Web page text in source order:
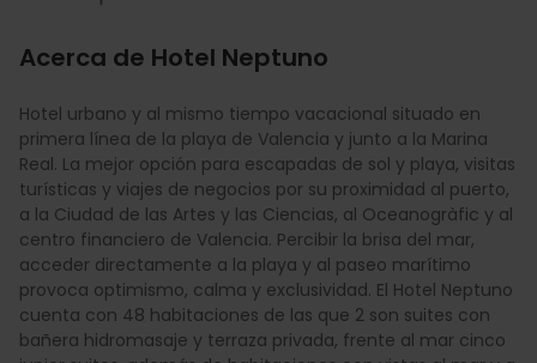
Acerca de Hotel Neptuno
Hotel urbano y al mismo tiempo vacacional situado en
primera línea de la playa de Valencia y junto a la Marina
Real. La mejor opción para escapadas de sol y playa, visitas
turísticas y viajes de negocios por su proximidad al puerto,
a la Ciudad de las Artes y las Ciencias, al Oceanogràfic y al
centro financiero de Valencia. Percibir la brisa del mar,
acceder directamente a la playa y al paseo marítimo
provoca optimismo, calma y exclusividad. El Hotel Neptuno
cuenta con 48 habitaciones de las que 2 son suites con
bañera hidromasaje y terraza privada, frente al mar cinco